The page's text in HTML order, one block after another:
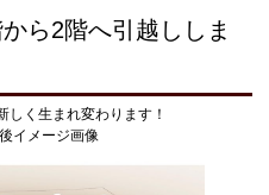
ら2階へ引越ししま
しく生まれ変わります！
イメージ画像